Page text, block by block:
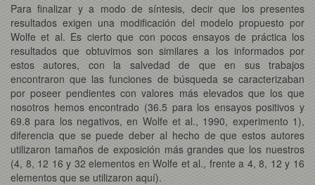
Para finalizar y a modo de síntesis, decir que los presentes
resultados exigen una modificación del modelo propuesto por
Wolfe et al. Es cierto que con pocos ensayos de práctica los
resultados que obtuvimos son similares a los informados por
estos autores, con la salvedad de que en sus trabajos
encontraron que las funciones de búsqueda se caracterizaban
por poseer pendientes con valores más elevados que los que
nosotros hemos encontrado (36.5 para los ensayos positivos y
69.8 para los negativos, en Wolfe et al., 1990, experimento 1),
diferencia que se puede deber al hecho de que estos autores
utilizaron tamaños de exposición más grandes que los nuestros
(4, 8, 12 16 y 32 elementos en Wolfe et al., frente a 4, 8, 12 y 16
elementos que se utilizaron aquí).